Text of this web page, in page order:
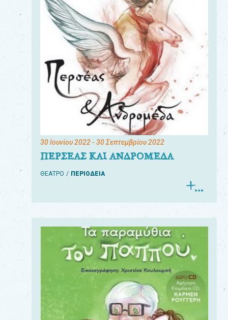
30 Ιουνίου 2022- 30 Σεπτεμβρίου 2022
ΠΕΡΣΕΑΣ ΚΑΙ ΑΝΔΡΟΜΕΔΑ
ΘΕΑΤΡΟ ΠΕΡΙΟΔΕΙΑ